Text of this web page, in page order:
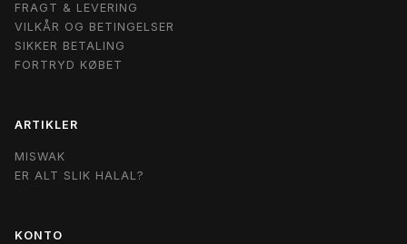
FRAGT & LEVERING
VILKÅR OG BETINGELSER
SIKKER BETALING
FORTRYD KØBET
ARTIKLER
MISWAK
ER ALT SLIK HALAL?
KONTO